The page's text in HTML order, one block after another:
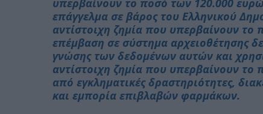
υπερβαίνουν το ποσό των 120.000
επάγγελμα σε βάρος του Ελληνικού
αντίστοιχη ζημία που υπερβαίνουν
επέμβαση σε σύστημα αρχειοθέτησης
γνώσης των δεδομένων αυτών και
αντίστοιχη ζημία που υπερβαίνουν
από εγκληματικές δραστηριότητες,
και εμπορία επιβλαβών φαρμάκων.